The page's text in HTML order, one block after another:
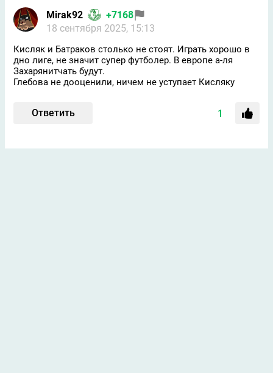
Mirak92
+7168
18 сентября 2025, 15:13
Кисляк и Батраков столько не стоят. Играть хорошо в
дно лиге, не значит супер футболер. В европе а-ля
Захарянитчать будут.
Глебова не дооценили, ничем не уступает Кисляку
Ответить 1